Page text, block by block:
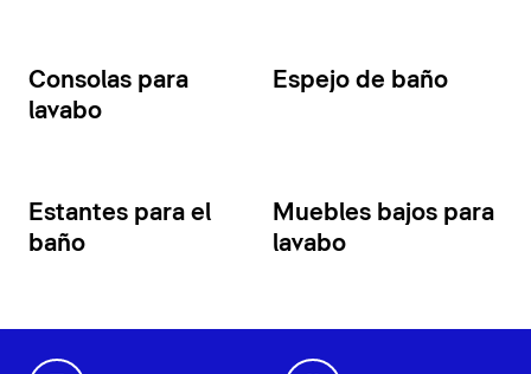
Consolas para
lavabo
Espejo de baño
Estantes para el
baño
Muebles bajos para
lavabo